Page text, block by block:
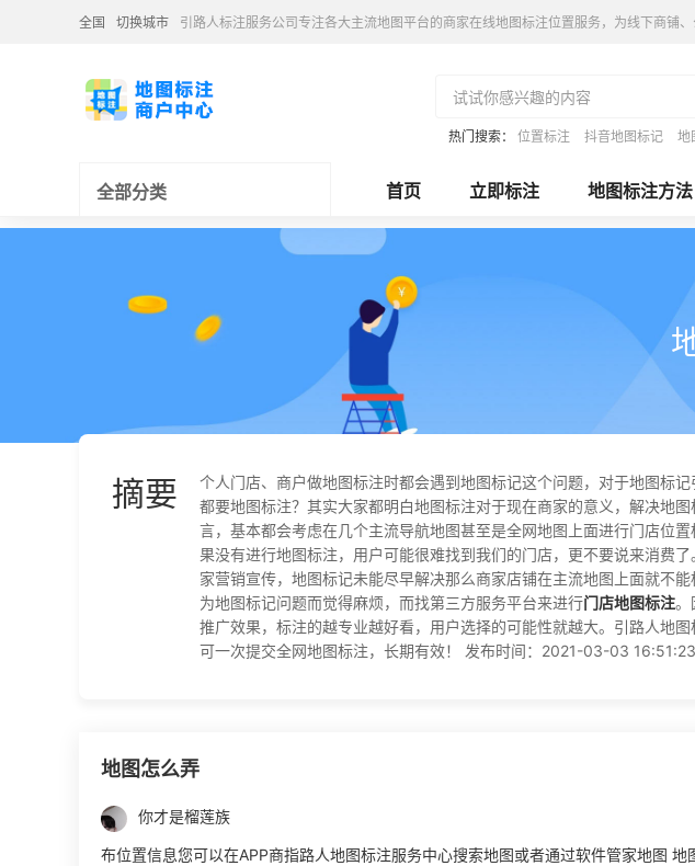
全国 切换城市 引路人标注服务公司专注各大主流地图平台的商家在线地图标注位置服务，为线下商铺
热门搜索： 位置标注 抖音地图标记 地
全部分类 首页 立即标注 地图标注方法
摘要
个人门店、商户做地图标注时都会遇到地图标记这个问题，对于地图标
都要地图标注？其实大家都明白地图标注对于现在商家的意义，解决地
言，基本都会考虑在几个主流导航地图甚至是全网地图上面进行门店位
果没有进行地图标注，用户可能很难找到我们的门店，更不要说来消费
家营销宣传，地图标记未能尽早解决那么商家店铺在主流地图上面就不
为地图标记问题而觉得麻烦，而找第三方服务平台来进行门店地图标注。
推广效果，标注的越专业越好看，用户选择的可能性就越大。引路人地
可一次提交全网地图标注，长期有效！ 发布时间：2021-03-03 16:51:23
地图怎么弄
你才是榴莲族
布位置信息您可以在APP商指路人地图标注服务中心搜索地图或者通过软件管家地图